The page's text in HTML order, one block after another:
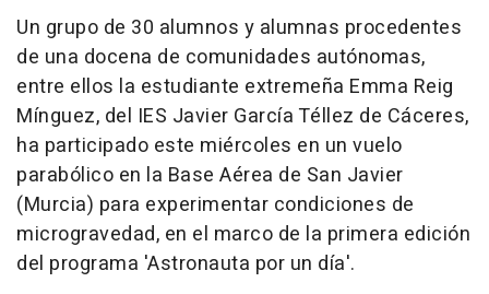
Un grupo de 30 alumnos y alumnas procedentes
de una docena de comunidades autónomas,
entre ellos la estudiante extremeña Emma Reig
Mínguez, del IES Javier García Téllez de Cáceres,
ha participado este miércoles en un vuelo
parabólico en la Base Aérea de San Javier
(Murcia) para experimentar condiciones de
microgravedad, en el marco de la primera edición
del programa 'Astronauta por un día'.